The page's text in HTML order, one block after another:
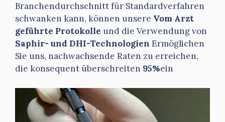
Branchendurchschnitt für Standardverfahren
schwanken kann, können unsere Vom Arzt
geführte Protokolle und die Verwendung von
Saphir- und DHI-Technologien Ermöglichen
Sie uns, nachwachsende Raten zu erreichen,
die konsequent überschreiten 95%ein